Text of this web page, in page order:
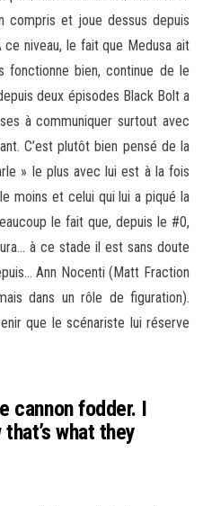
compris et joue dessus depuis
ce niveau, le fait que Medusa ait
bien, continue de le
deux épisodes Black Bolt a
à communiquer surtout avec
C’est plutôt bien pensé de la
» le plus avec lui est à la fois
moins et celui qui lui a piqué la
le fait que, depuis le #0,
à ce stade il est sans doute
Ann Nocenti (Matt Fraction
dans un rôle de figuration).
que le scénariste lui réserve
cannon fodder. I
what they